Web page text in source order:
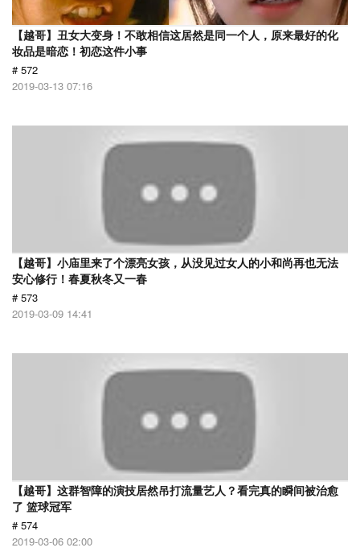
【越哥】丑女大变身！不敢相信这居然是同一个人，原来最好的化
妆品是暗恋！初恋这件小事
# 572
2019-03-13 07:16
【越哥】小庙里来了个漂亮女孩，从没见过女人的小和尚再也无法
安心修行！春夏秋冬又一春
# 573
2019-03-09 14:41
【越哥】这群智障的演技居然吊打流量艺人？看完真的瞬间被治愈
了 篮球冠军
# 574
2019-03-06 02:00